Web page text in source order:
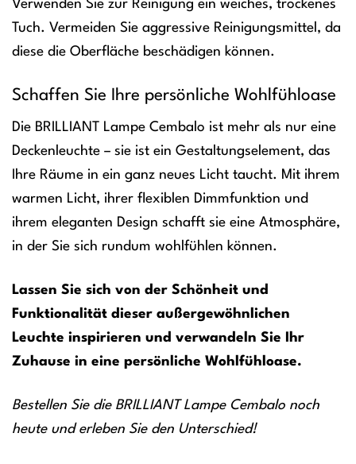
Verwenden Sie zur Reinigung ein weiches, trockenes
Tuch. Vermeiden Sie aggressive Reinigungsmittel, da
diese die Oberfläche beschädigen können.
Schaffen Sie Ihre persönliche Wohlfühloase
Die BRILLIANT Lampe Cembalo ist mehr als nur eine
Deckenleuchte – sie ist ein Gestaltungselement, das
Ihre Räume in ein ganz neues Licht taucht. Mit ihrem
warmen Licht, ihrer flexiblen Dimmfunktion und
ihrem eleganten Design schafft sie eine Atmosphäre,
in der Sie sich rundum wohlfühlen können.
Lassen Sie sich von der Schönheit und
Funktionalität dieser außergewöhnlichen
Leuchte inspirieren und verwandeln Sie Ihr
Zuhause in eine persönliche Wohlfühloase.
Bestellen Sie die BRILLIANT Lampe Cembalo noch
heute und erleben Sie den Unterschied!